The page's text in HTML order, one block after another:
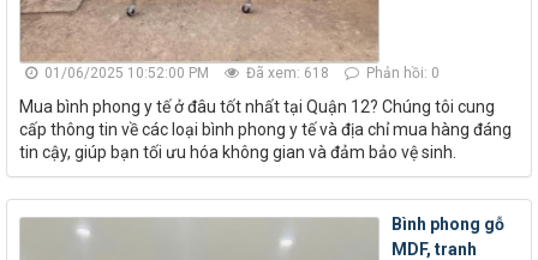
01/06/2025 10:52:00 PM Đã xem: 618 Phản hồi: 0
Mua bình phong y tế ở đâu tốt nhất tại Quận 12? Chúng tôi cung
cấp thông tin về các loại bình phong y tế và địa chỉ mua hàng đáng
tin cậy, giúp bạn tối ưu hóa không gian và đảm bảo vệ sinh.
Bình phong gỗ
MDF, tranh